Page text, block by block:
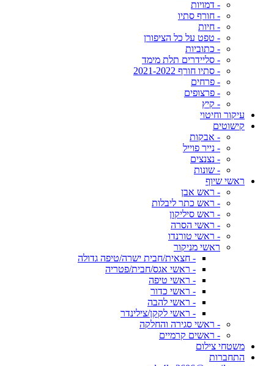
- דמויות
- חורף סתיו
- חיות
- טפט על כל הציפורן
- כתוביות
- סליידרים תלת מימד
- סתיו חורף 2021-2022
- פרחים
- פרצופים
- קיץ
עיקור וחיטוי
קישוטים
- אבקות
- נייר פוייל
- נצנצים
- שונות
ראשי שיוף
- ראש אבן
- ראש כתר ליבלות
- ראש סיליקון
- ראשי הסרה
- ראשי טורנדו
ראשי מניקור
- חצאית/חבית ישרה/טיפה גדולה
- ראשי אגס/חבית/פטריה
- ראשי טיפה
- ראשי כדור
- ראשי להבה
- ראשי לקקן/צילינדר
- ראשי סגירה והחלקה
- ראשים קרמיים
משטחי צילום
התחברות